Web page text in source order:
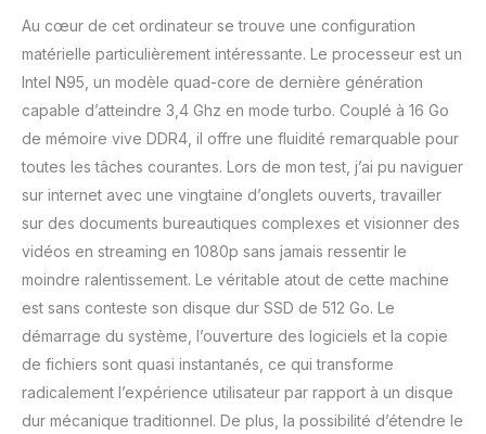
a/b/g/n&ac ultra rapide, vous pouvez
télécharger et surfer en un clin d'œil. Et le
module Bluetooth 5.0 ? Il se synchronise
facilement avec vos appareils sans fil
USB 2.0, une prise casque de 3,5 mm et une
interface HDMI pour le divertissement sur
grand écran, nous avons couvert tous vos
besoins de connectivité ! Technologie
lithium 7,6 V/5000 mAh assure une
productivité durable, tandis que nos
ventilateurs intelligents assurent un
fonctionnement fluide et réduisent le bruit
pour que vous puissiez mieux vous
concentrer. L'équipe ACEMAGIC pour
ordinateurs portables offre une garantie de
satisfaction produit de 2 ans, un retour, un
Au cœur de cet ordinateur se trouve une configuration
matérielle particulièrement intéressante. Le processeur est un
Intel N95, un modèle quad-core de dernière génération
capable d’atteindre 3,4 Ghz en mode turbo. Couplé à 16 Go
de mémoire vive DDR4, il offre une fluidité remarquable pour
toutes les tâches courantes. Lors de mon test, j’ai pu naviguer
sur internet avec une vingtaine d’onglets ouverts, travailler
sur des documents bureautiques complexes et visionner des
vidéos en streaming en 1080p sans jamais ressentir le
moindre ralentissement. Le véritable atout de cette machine
est sans conteste son disque dur SSD de 512 Go. Le
démarrage du système, l’ouverture des logiciels et la copie
de fichiers sont quasi instantanés, ce qui transforme
radicalement l’expérience utilisateur par rapport à un disque
dur mécanique traditionnel. De plus, la possibilité d’étendre le